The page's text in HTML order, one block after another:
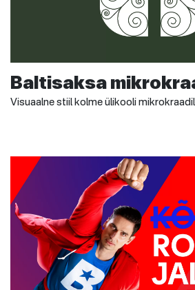
Baltisaksa
Visuaalne stiil kolme ülikooli